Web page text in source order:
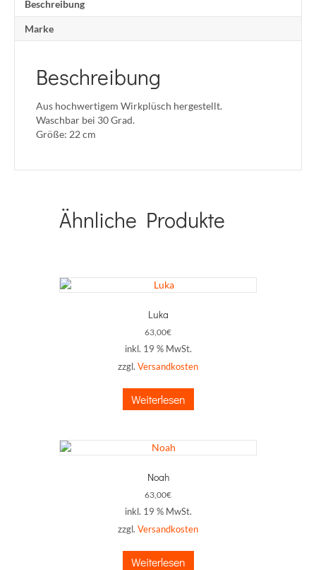
Beschreibung
Marke
Beschreibung
Aus hochwertigem Wirkplüsch hergestellt.
Waschbar bei 30 Grad.
Größe: 22 cm
Ähnliche Produkte
Luka
63,00€
inkl. 19 % MwSt.
zzgl. Versandkosten
Weiterlesen
Noah
63,00€
inkl. 19 % MwSt.
zzgl. Versandkosten
Weiterlesen